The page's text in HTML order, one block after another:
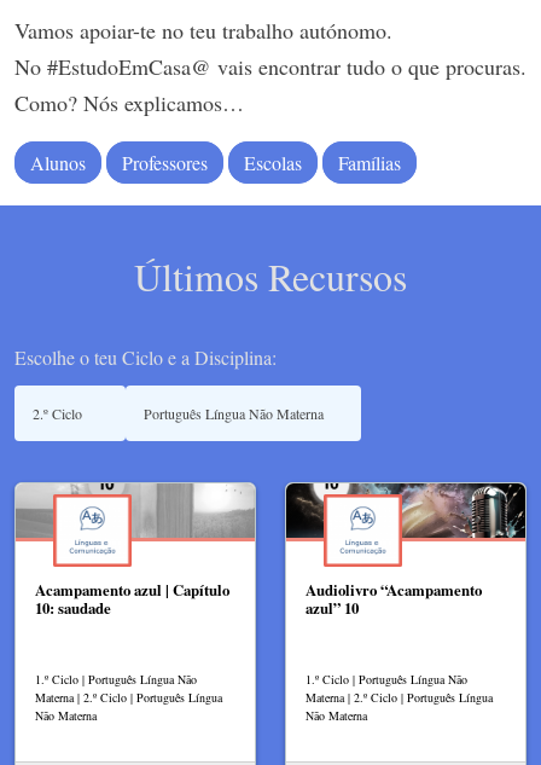
Vamos apoiar-te no teu trabalho autónomo.
No #EstudoEmCasa@ vais encontrar tudo o que procuras.
Como? Nós explicamos…
Alunos Professores Escolas Famílias
Últimos Recursos
Escolhe o teu Ciclo e a Disciplina:
Acampamento azul | Capítulo
10: saudade
1.º Ciclo | Português Língua Não
Materna | 2.º Ciclo | Português Língua
Não Materna
Audiolivro “Acampamento
azul” 10
1.º Ciclo | Português Língua Não
Materna | 2.º Ciclo | Português Língua
Não Materna